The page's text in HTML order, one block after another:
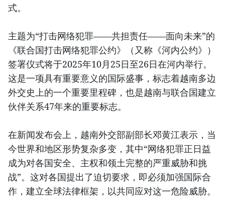
式。
主题为“打击网络犯罪——共担责任——面向未来”的
《联合国打击网络犯罪公约》（又称《河内公约》）
签署仪式将于2025年10月25日至26日在河内举行。
这是一项具有重要意义的国际盛事，标志着越南多边
外交史上的一个重要里程碑，也是越南与联合国建立
伙伴关系47年来的重要标志。
在新闻发布会上，越南外交部副部长邓黄江表示，当
今世界和地区形势复杂多变，其中“网络犯罪正日益
成为对各国安全、主权和领土完整的严重威胁和挑
战”。这对各国提出了迫切要求，即必须加强国际合
作，建立全球法律框架，以共同应对这一危险威胁。